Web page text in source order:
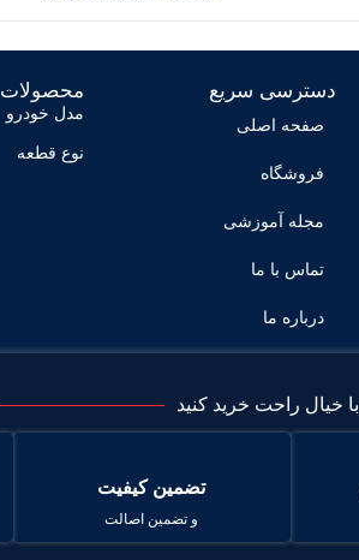
دسترسی سریع
صفحه اصلی
فروشگاه
مجله آموزشی
تماس با ما
درباره ما
محصولات
مدل خودرو
نوع قطعه
با خیال راحت خرید کنید
تضمین کیفیت
و تضمین اصالت